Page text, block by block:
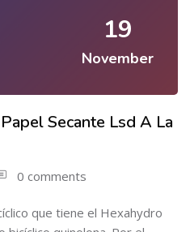
19
November
Secante Lsd A La
0 comments
que tiene el Hexahydro